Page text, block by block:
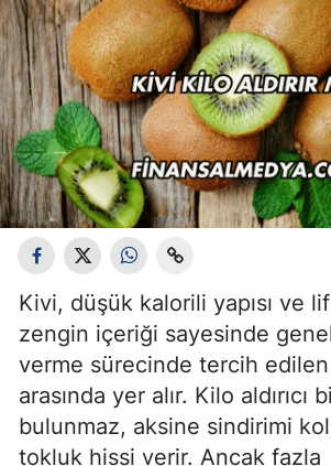
Kivi, düşük kalorili yapısı ve lif
zengin içeriği sayesinde
verme sürecinde tercih
arasında yer alır. Kilo aldırıcı
bulunmaz, aksine sindirimi
tokluk hissi verir. Ancak fazla